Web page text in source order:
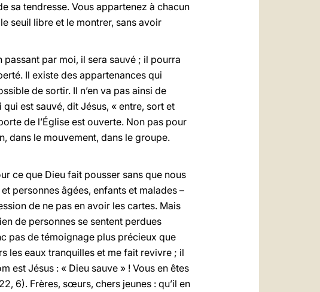
sa tendresse. Vous appartenez à chacun
seuil libre et le montrer, sans avoir
passant par moi, il sera sauvé ; il pourra
Il existe des appartenances qui
de sortir. Il n’en va pas ainsi de
qui est sauvé, dit Jésus, « entre, sort et
de l’Église est ouverte. Non pas pour
dans le mouvement, dans le groupe.
ce que Dieu fait pousser sans que nous
personnes âgées, enfants et malades –
de ne pas en avoir les cartes. Mais
de personnes se sentent perdues
pas de témoignage plus précieux que
les eaux tranquilles et me fait revivre ; il
est Jésus : « Dieu sauve » ! Vous en êtes
22, 6). Frères, sœurs, chers jeunes : qu’il en